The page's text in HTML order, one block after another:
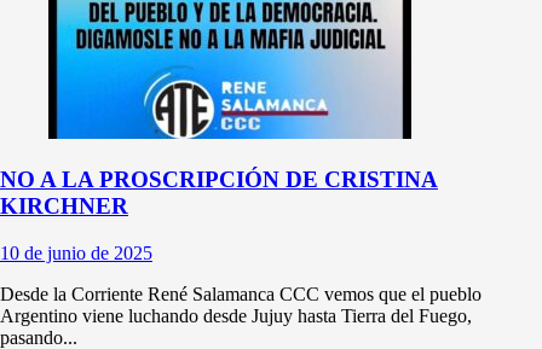
NO A LA PROSCRIPCIÓN DE CRISTINA
KIRCHNER
10 de junio de 2025
Desde la Corriente René Salamanca CCC vemos que el pueblo
Argentino viene luchando desde Jujuy hasta Tierra del Fuego,
pasando...